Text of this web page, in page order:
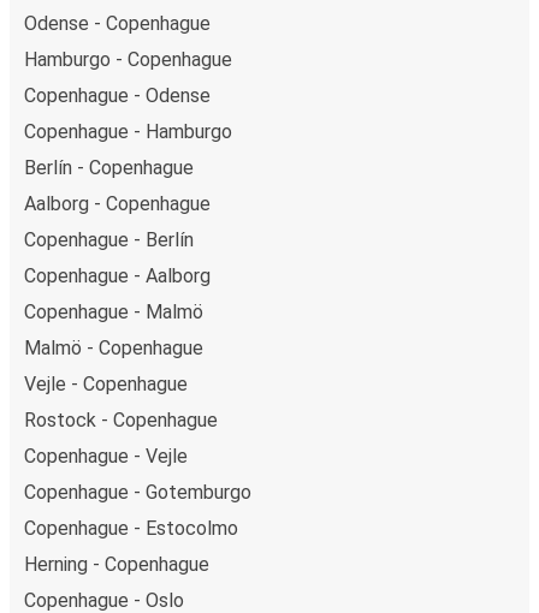
Odense - Copenhague
Hamburgo - Copenhague
Copenhague - Odense
Copenhague - Hamburgo
Berlín - Copenhague
Aalborg - Copenhague
Copenhague - Berlín
Copenhague - Aalborg
Copenhague - Malmö
Malmö - Copenhague
Vejle - Copenhague
Rostock - Copenhague
Copenhague - Vejle
Copenhague - Gotemburgo
Copenhague - Estocolmo
Herning - Copenhague
Copenhague - Oslo